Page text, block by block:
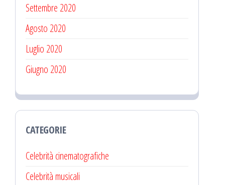
Settembre 2020
Agosto 2020
Luglio 2020
Giugno 2020
CATEGORIE
Celebrità cinematografiche
Celebrità musicali